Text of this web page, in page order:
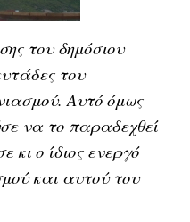
του δημόσιου
του
Αυτό όμως
να το παραδεχθεί
κι ο ίδιος ενεργό
και αυτού του